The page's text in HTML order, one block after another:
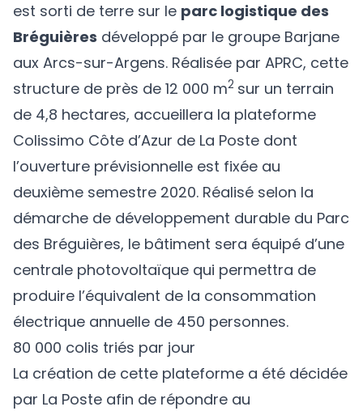
est sorti de terre sur le parc logistique des
Bréguières développé par le groupe Barjane
aux Arcs-sur-Argens. Réalisée par APRC, cette
structure de près de 12 000 m2 sur un terrain
de 4,8 hectares, accueillera la plateforme
Colissimo Côte d’Azur de La Poste dont
l’ouverture prévisionnelle est fixée au
deuxième semestre 2020. Réalisé selon la
démarche de développement durable du Parc
des Bréguières, le bâtiment sera équipé d’une
centrale photovoltaïque qui permettra de
produire l’équivalent de la consommation
électrique annuelle de 450 personnes.
80 000 colis triés par jour
La création de cette plateforme a été décidée
par La Poste afin de répondre au